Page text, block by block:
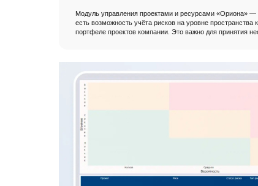
Модуль управления проектами и ресурсами «Ориона» —
есть возможность учёта рисков на уровне
портфеле проектов компании. Это важно для принятия